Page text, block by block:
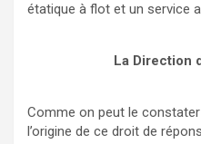
étatique à flot et un service
La Direction
Comme on peut le
l’origine de ce droit de